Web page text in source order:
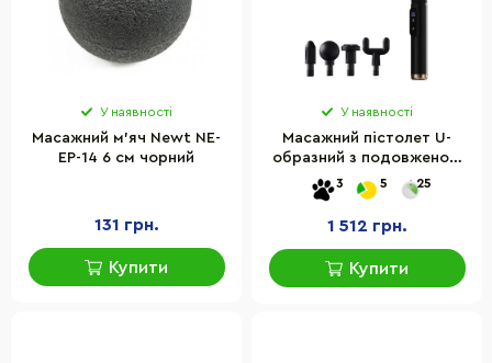
У наявності
Масажний м'яч Newt NE-
EP-14 6 см чорний
131 грн.
Купити
У наявності
Масажний пістолет U-
образний з подовженою
ручкою HBC 12907-HBC
41x6 см
3 5 25
1 512 грн.
Купити